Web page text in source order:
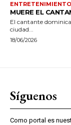
ENTRETENIMIENTO
MUERE EL
El cantante
ciudad...
18/06/2026
Síguenos
Como portal es